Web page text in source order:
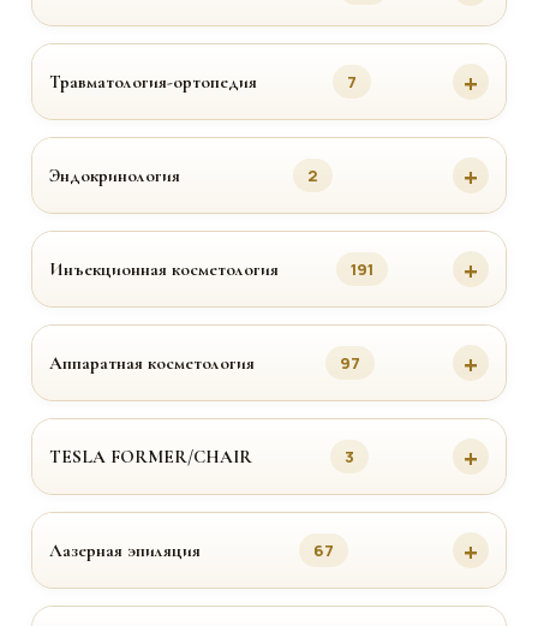
Травматология-ортопедия 7
Эндокринология 2
Инъекционная косметология 191
Аппаратная косметология 97
TESLA FORMER/CHAIR 3
Лазерная эпиляция 67